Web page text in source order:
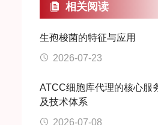
相关阅读
生孢梭菌的特征与应用
2026-07-23
ATCC细胞库代理的核心服
及技术体系
2026-07-08